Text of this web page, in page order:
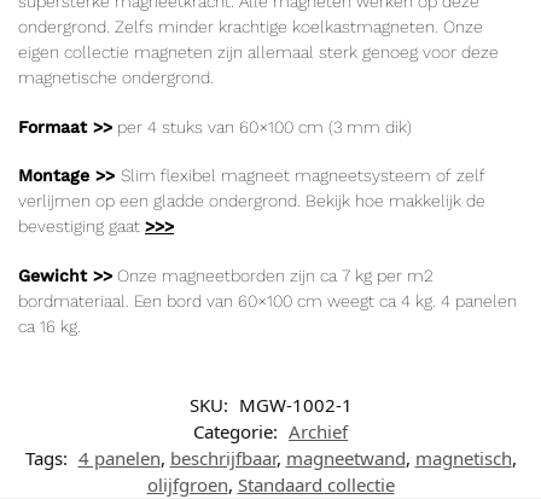
ondergrond. Zelfs minder krachtige koelkastmagneten. Onze
eigen collectie magneten zijn allemaal sterk genoeg voor deze
magnetische ondergrond.
Formaat >> per 4 stuks van 60×100 cm (3 mm dik)
Montage >> Slim flexibel magneet magneetsysteem of zelf
verlijmen op een gladde ondergrond. Bekijk hoe makkelijk de
bevestiging gaat >>>
Gewicht >> Onze magneetborden zijn ca 7 kg per m2
bordmateriaal. Een bord van 60×100 cm weegt ca 4 kg. 4 panelen
ca 16 kg.
SKU: MGW-1002-1
Categorie: Archief
Tags: 4 panelen, beschrijfbaar, magneetwand, magnetisch,
olijfgroen, Standaard collectie